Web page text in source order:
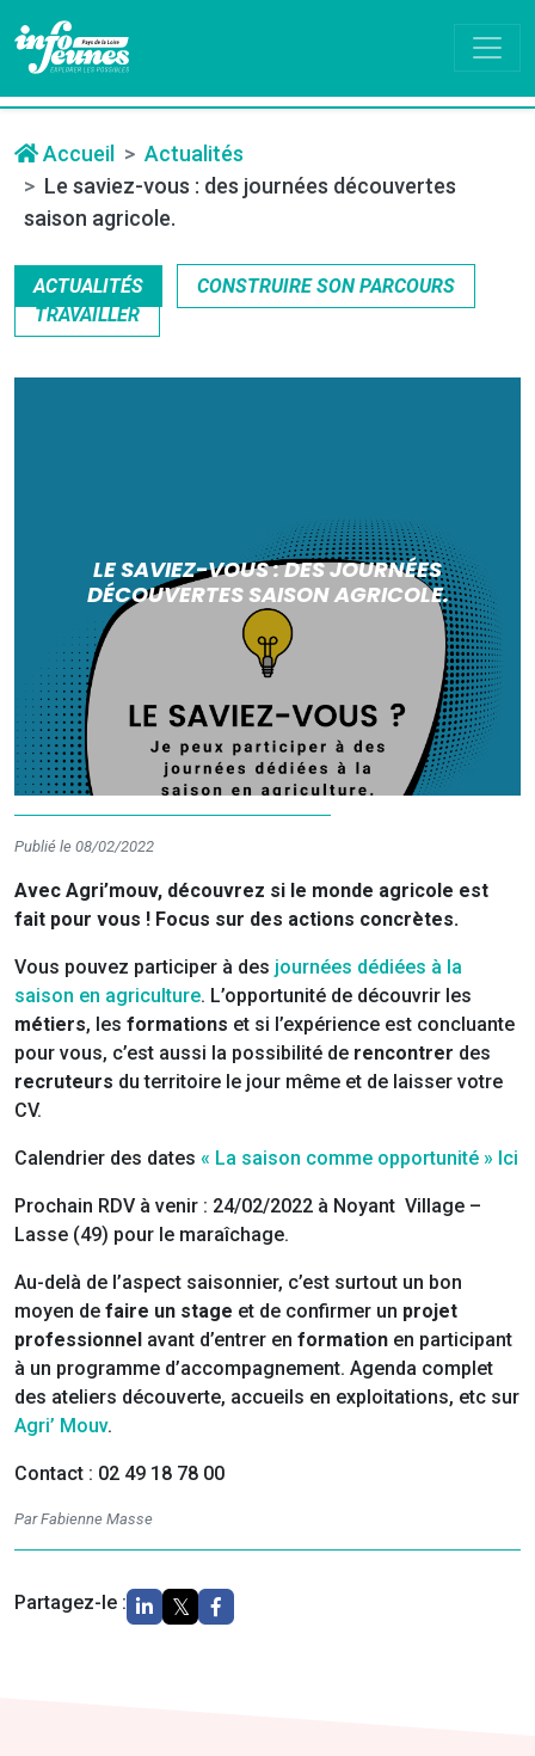
Accueil
Actualités
Le saviez-vous : des journées découvertes
saison agricole.
ACTUALITÉS
CONSTRUIRE SON PARCOURS
TRAVAILLER
LE SAVIEZ-VOUS : DES JOURNÉES
DÉCOUVERTES SAISON AGRICOLE.
Publié le 08/02/2022
Avec Agri’mouv, découvrez si le monde agricole est
fait pour vous ! Focus sur des actions concrètes.
Vous pouvez participer à des journées dédiées à la
saison en agriculture. L’opportunité de découvrir les
métiers, les formations et si l’expérience est concluante
pour vous, c’est aussi la possibilité de rencontrer des
recruteurs du territoire le jour même et de laisser votre
CV.
Calendrier des dates « La saison comme opportunité » Ici
Prochain RDV à venir : 24/02/2022 à Noyant Village –
Lasse (49) pour le maraîchage.
Au-delà de l’aspect saisonnier, c’est surtout un bon
moyen de faire un stage et de confirmer un projet
professionnel avant d’entrer en formation en participant
à un programme d’accompagnement. Agenda complet
des ateliers découverte, accueils en exploitations, etc sur
Agri’ Mouv.
Contact : 02 49 18 78 00
Par Fabienne Masse
Partagez-le :